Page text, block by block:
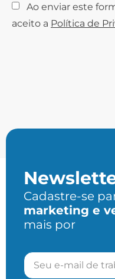
Ao enviar este
aceito a Política de
Cadastre-se
marketing e
mais por